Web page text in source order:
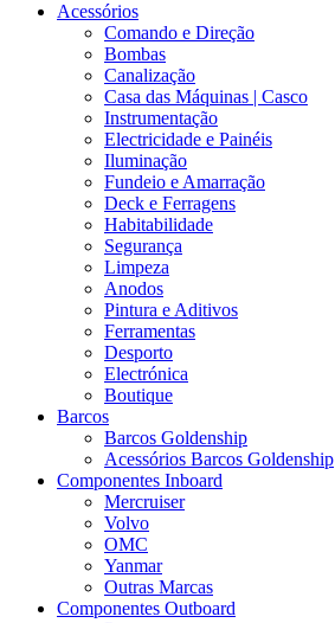
Acessórios
Comando e Direção
Bombas
Canalização
Casa das Máquinas | Casco
Instrumentação
Electricidade e Painéis
Iluminação
Fundeio e Amarração
Deck e Ferragens
Habitabilidade
Segurança
Limpeza
Anodos
Pintura e Aditivos
Ferramentas
Desporto
Electrónica
Boutique
Barcos
Barcos Goldenship
Acessórios Barcos Goldenship
Componentes Inboard
Mercruiser
Volvo
OMC
Yanmar
Outras Marcas
Componentes Outboard